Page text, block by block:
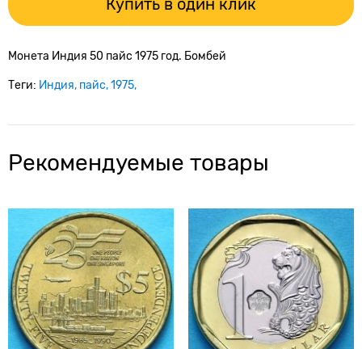
Купить в один клик
Монета Индия 50 пайс 1975 год. Бомбей
Теги: Индия пайс 1975
Рекомендуемые товары